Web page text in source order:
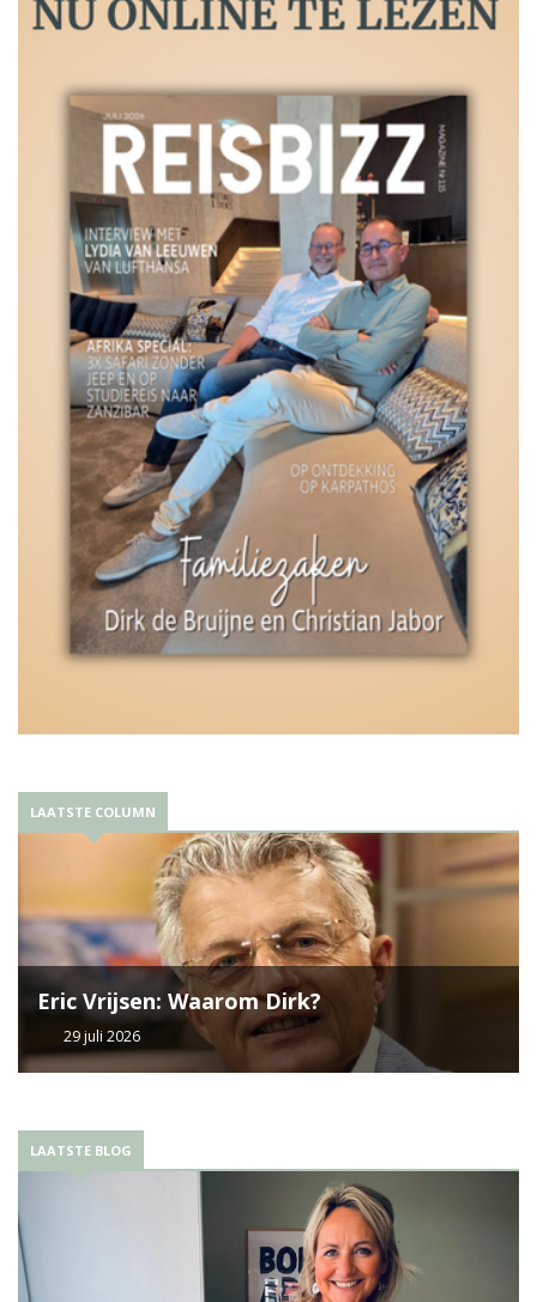
LAATSTE COLUMN
Eric Vrijsen: Waarom Dirk?
29 juli 2026
LAATSTE BLOG